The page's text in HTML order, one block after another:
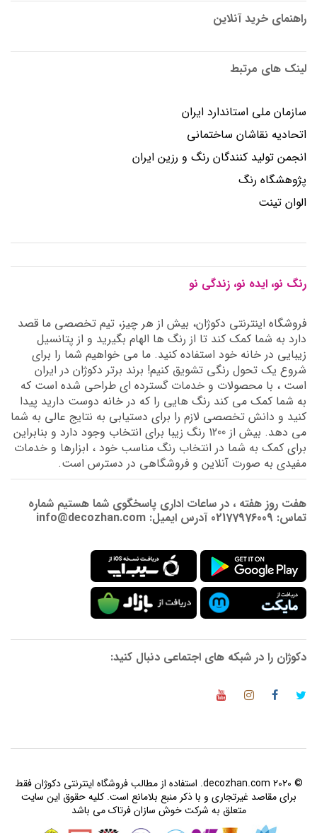
راهنمای خرید آنلاین
لینک های مرتبط
سازمان ملی استاندارد ایران
اتحادیه نقاشان ساختمانی
انجمن توليد كنندگان رنگ و رزين ايران
پژوهشگاه رنگ
الوان تینت
رنگ نو، ایده نو، زندگی نو
فروشگاه اینترنتی دکوژان، بیش از هر چیز، تیم تخصصی ما قصد
دارد به شما کمک کند تا از رنگ ها الهام بگیرید و از پتانسیل
زیبایی در خانه خود استفاده کنید. ما می خواهیم شما را برای
شروع یک تحول رنگی تشویق کنیم! برند برتر دکوژان در ایران
است ، با محصولات و خدمات گسترده ای طراحی شده است که
به شما کمک می کند رنگ هایی را که در خانه دوست دارید پیدا
کنید و دانش تخصصی لازم را برای دستیابی به نتایج عالی به شما
می دهد. بیش از 1200 رنگ زیبا برای انتخاب وجود دارد و بنابراین
برای کمک به شما در انتخاب رنگ مناسب خود ، ابزارها و خدمات
مفیدی به صورت آنلاین و فروشگاهی در دسترس است.
هفت روز هفته ، در ساعات اداری پاسخگوی شما هستیم شماره
تماس: 02177976009 آدرس ایمیل: info@decozhan.com
دکوژان را در شبکه های اجتماعی دنبال کنید:
© 2020 decozhan.com. استفاده از مطالب فروشگاه اینترنتی دکوژان فقط
برای مقاصد غیرتجاری و با ذکر منبع بلامانع است. کلیه حقوق این سایت
متعلق به شرکت خوش سازان فرتاک می باشد